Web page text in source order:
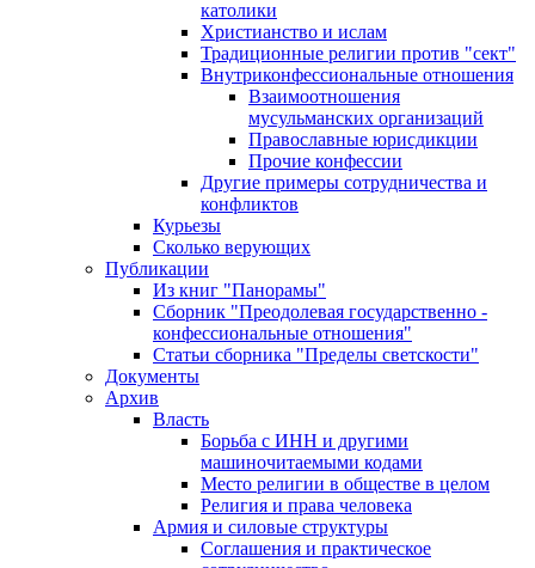
католики
Христианство и ислам
Традиционные религии против "сект"
Внутриконфессиональные отношения
Взаимоотношения
мусульманских организаций
Православные юрисдикции
Прочие конфессии
Другие примеры сотрудничества и
конфликтов
Курьезы
Сколько верующих
Публикации
Из книг "Панорамы"
Сборник "Преодолевая государственно -
конфессиональные отношения"
Статьи сборника "Пределы светскости"
Документы
Архив
Власть
Борьба с ИНН и другими
машиночитаемыми кодами
Место религии в обществе в целом
Религия и права человека
Армия и силовые структуры
Соглашения и практическое